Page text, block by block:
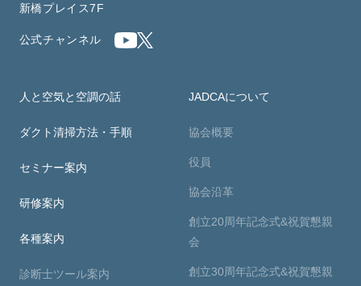
新橋プレイス7F
公式チャンネル
人と空気と空調の話
ダクト清掃方法・手順
セミナー案内
研修案内
各種案内
診断士ツール案内
JADCAについて
協会概要
役員
協会沿革
創立20周年記念式&祝賀懇親
会
創立30周年記念式&祝賀懇親